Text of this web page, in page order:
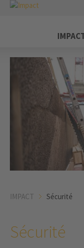
IMPACT Sécurité
Sécurité